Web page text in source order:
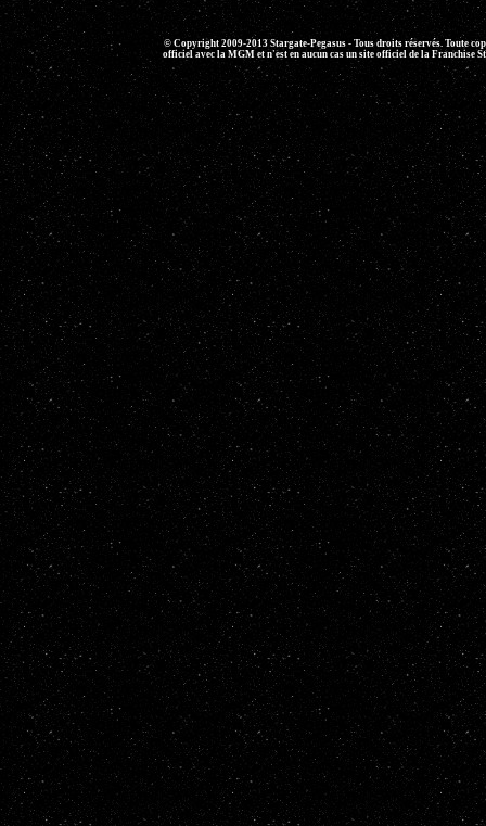
© Copyright 2009-2013 Stargate-Pegasus - Tous droits réservés. Toute
officiel avec la MGM et n'est en aucun cas un site officiel de la Franchise